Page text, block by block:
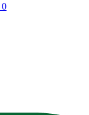
0